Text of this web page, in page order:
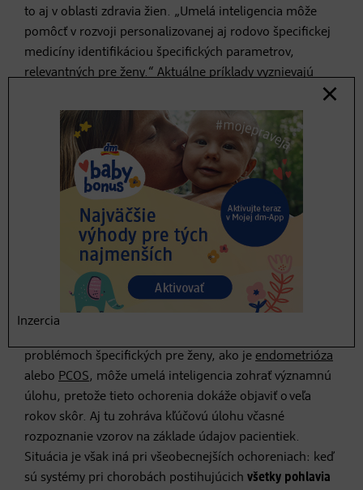
to aj v oblasti zdravia žien. „Umelá inteligencia môže
pomôcť v rozvoji personalizovanej aj rodovo špecifickej
medicíny identifikáciou špecifických parametrov,
relevantných pre ženy.“ Aktuálne príklady vyznievajú
optimisticky: v randomizovanej štúdii umelá inteligencia
trénovaná na detekciunádorov v mamografiipomohla
rádiológom zvýšiť počet zistených nádorov o 20 percent.
Zároveň sa pracovná záťaž znížila o 43 percent. V
reprodukčnej medicíne sa môžu zvýšiť šance na
oplodnenie in vitro (IVF) vďaka zobrazovacej analýze
vajíčok a embryí s podporou umelej inteligencie, ktorá
pomáha identifikovať tie s najväčšou
pravdepodobnosťou úspechu: kontrolujú sa parametre,
ako sú vzorce delenia, symetria, veľkosť buniek a skoré
abnormality, čo umožňuje vybrať najvhodnejšie embryo
na transfer. To následne zvyšuje šance na otehotnenie
problémoch špecifických pre ženy, ako je endometrióza
alebo PCOS, môže umelá inteligencia zohrať významnú
úlohu, pretože tieto ochorenia dokáže objaviť o veľa
rokov skôr. Aj tu zohráva kľúčovú úlohu včasné
rozpoznanie vzorov na základe údajov pacientiek.
Situácia je však iná pri všeobecnejších ochoreniach: keď
sú systémy pri chorobách postihujúcich všetky pohlavia
Inzercia